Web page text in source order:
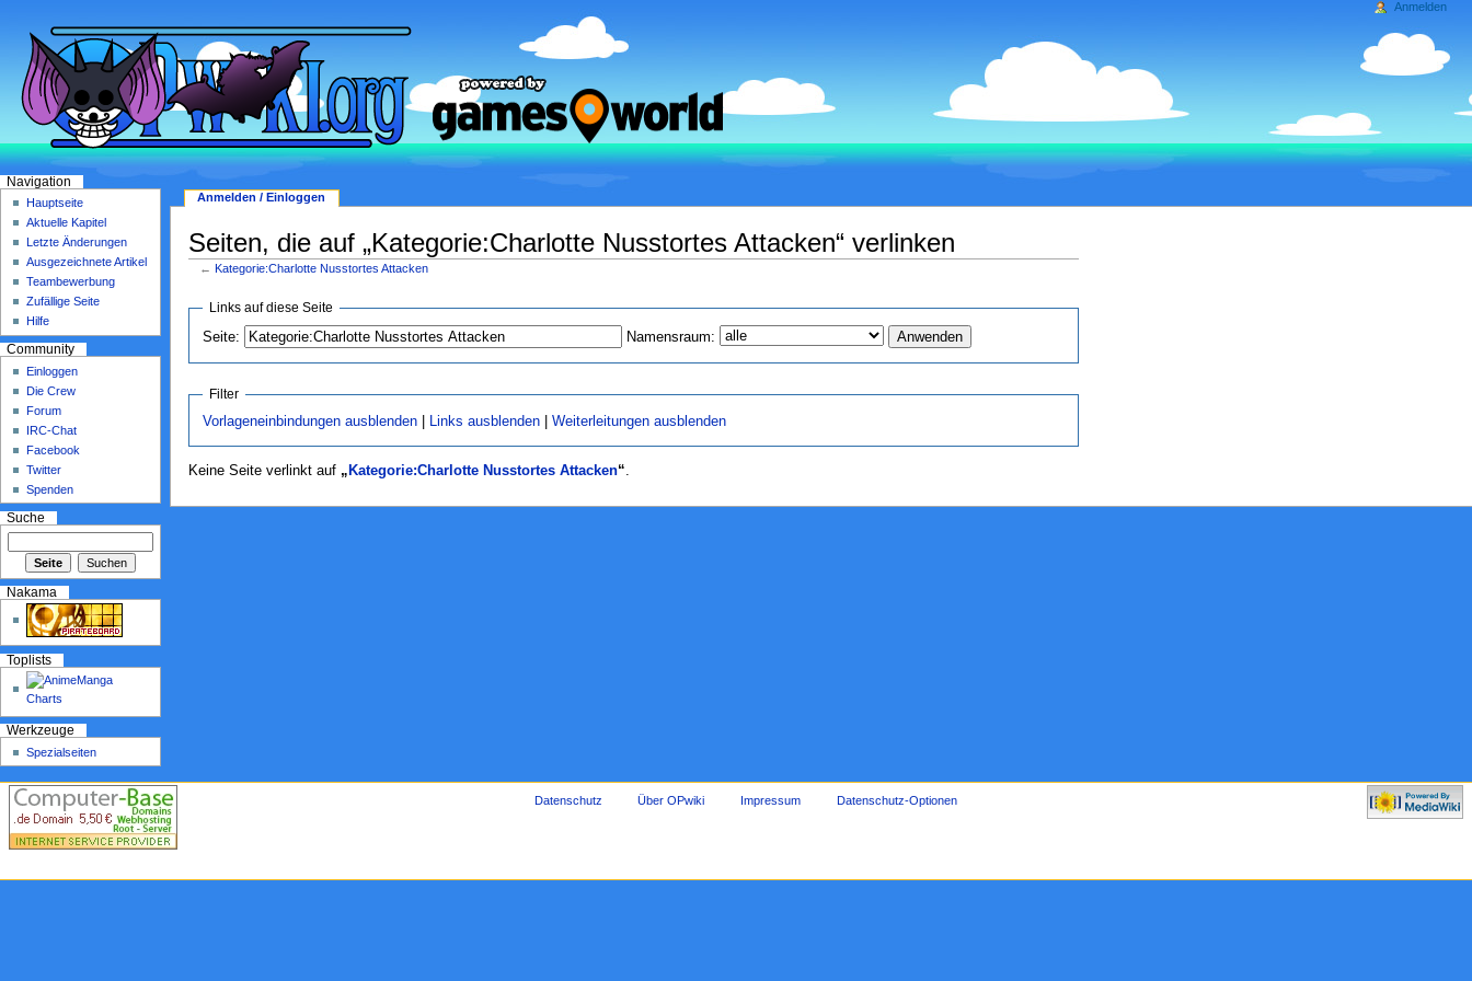
Seiten, die auf „Kategorie:Charlotte Nusstortes Attacken“ verlinken
← Kategorie:Charlotte Nusstortes Attacken
Links auf diese Seite
Seite:
Namensraum:
Filter
Vorlageneinbindungen ausblenden
Links ausblenden |Weiterleitungen ausblenden
Keine Seite verlinkt auf „ Kategorie:Charlotte Nusstortes Attacken“.
Anmelden / Einloggen
Anmelden
Navigation
Hauptseite
Aktuelle Kapitel
Letzte Änderungen
Ausgezeichnete Artikel
Teambewerbung
Zufällige Seite
Hilfe
Community
Einloggen
Die Crew
Forum
IRC-Chat
Facebook
Twitter
Spenden
Suche
Nakama
Toplists
Werkzeuge
Spezialseiten
Datenschutz Über OPwiki Impressum Datenschutz-Optionen